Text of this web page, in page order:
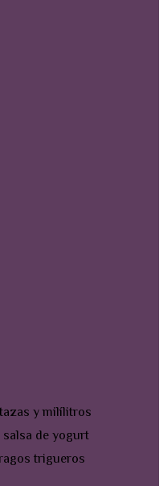
y milílitros
de yogurt
trigueros